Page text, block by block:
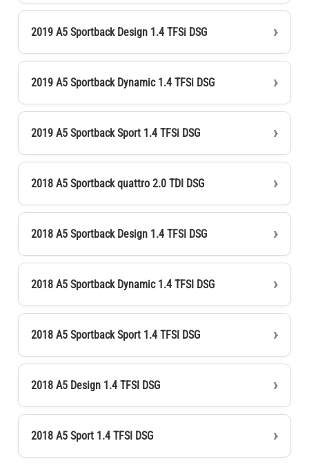
2019 A5 Sportback Design 1.4 TFSi DSG
2019 A5 Sportback Dynamic 1.4 TFSi DSG
2019 A5 Sportback Sport 1.4 TFSi DSG
2018 A5 Sportback quattro 2.0 TDI DSG
2018 A5 Sportback Design 1.4 TFSI DSG
2018 A5 Sportback Dynamic 1.4 TFSI DSG
2018 A5 Sportback Sport 1.4 TFSI DSG
2018 A5 Design 1.4 TFSI DSG
2018 A5 Sport 1.4 TFSI DSG